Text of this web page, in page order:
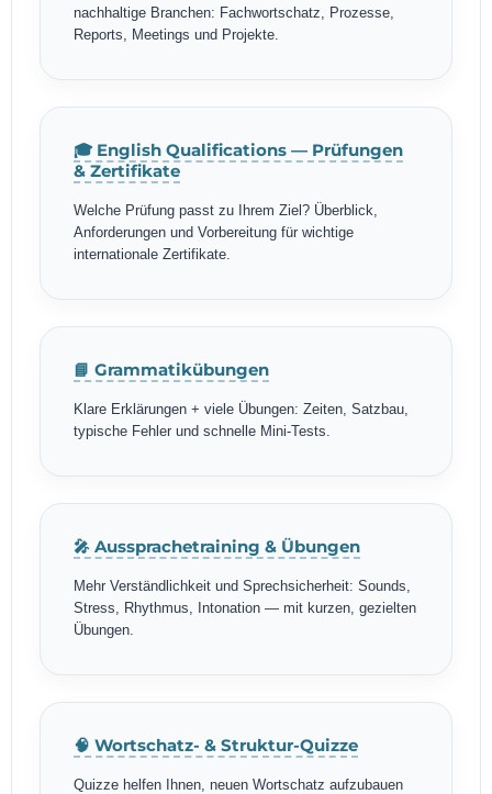
nachhaltige Branchen: Fachwortschatz, Prozesse,
Reports, Meetings und Projekte.
🎓 English Qualifications — Prüfungen
& Zertifikate
Welche Prüfung passt zu Ihrem Ziel? Überblick,
Anforderungen und Vorbereitung für wichtige
internationale Zertifikate.
📘 Grammatikübungen
Klare Erklärungen + viele Übungen: Zeiten, Satzbau,
typische Fehler und schnelle Mini-Tests.
🎤 Aussprachetraining & Übungen
Mehr Verständlichkeit und Sprechsicherheit: Sounds,
Stress, Rhythmus, Intonation — mit kurzen, gezielten
Übungen.
🧠 Wortschatz- & Struktur-Quizze
Quizze helfen Ihnen, neuen Wortschatz aufzubauen